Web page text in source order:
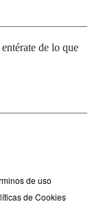
de lo que
de uso
de Cookies